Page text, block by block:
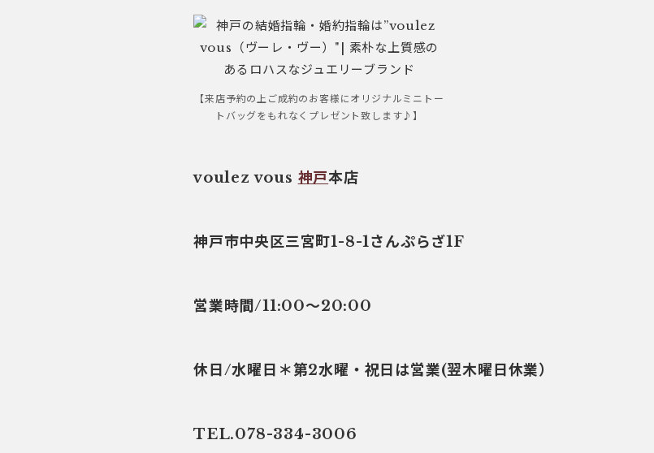
【来店予約の上ご成約のお客様にオリジナルミニトー
トバッグをもれなくプレゼント致します♪】
voulez vous 神戸本店
神戸市中央区三宮町1-8-1さんぷらざ1F
営業時間/11:00～20:00
休日/水曜日＊第2水曜・祝日は営業(翌木曜日休業）
TEL.078-334-3006